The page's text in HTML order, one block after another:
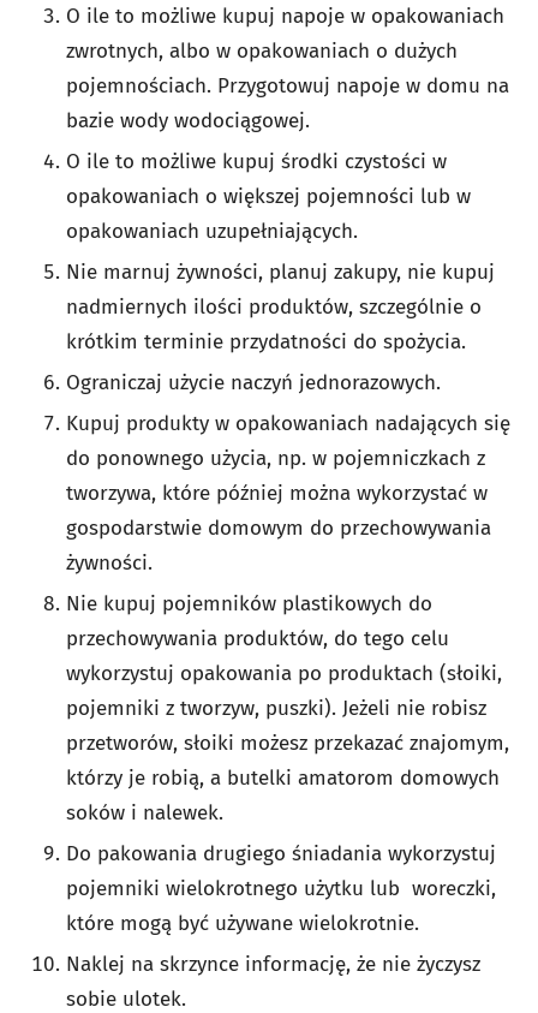
O ile to możliwe kupuj napoje w opakowaniach
zwrotnych, albo w opakowaniach o dużych
pojemnościach. Przygotowuj napoje w domu na
bazie wody wodociągowej.
O ile to możliwe kupuj środki czystości w
opakowaniach o większej pojemności lub w
opakowaniach uzupełniających.
Nie marnuj żywności, planuj zakupy, nie kupuj
nadmiernych ilości produktów, szczególnie o
krótkim terminie przydatności do spożycia.
Ograniczaj użycie naczyń jednorazowych.
Kupuj produkty w opakowaniach nadających się
do ponownego użycia, np. w pojemniczkach z
tworzywa, które później można wykorzystać w
gospodarstwie domowym do przechowywania
żywności.
Nie kupuj pojemników plastikowych do
przechowywania produktów, do tego celu
wykorzystuj opakowania po produktach (słoiki,
pojemniki z tworzyw, puszki). Jeżeli nie robisz
przetworów, słoiki możesz przekazać znajomym,
którzy je robią, a butelki amatorom domowych
soków i nalewek.
Do pakowania drugiego śniadania wykorzystuj
pojemniki wielokrotnego użytku lub woreczki,
które mogą być używane wielokrotnie.
Naklej na skrzynce informację, że nie życzysz
sobie ulotek.